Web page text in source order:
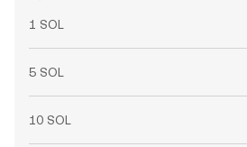
1 SOL
5 SOL
10 SOL